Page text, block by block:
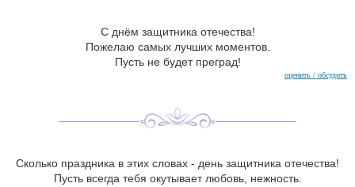
С днём защитника отечества!
Пожелаю самых лучших моментов.
Пусть не будет преград!
оценить / обсудить
Сколько праздника в этих словах - день защитника отечества!
Пусть всегда тебя окутывает любовь, нежность.